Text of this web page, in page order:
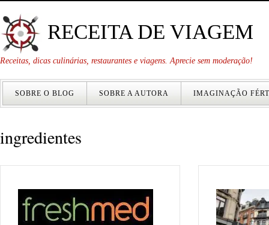
RECEITA DE VIAGEM
Receitas, dicas culinárias, restaurantes e viagens. Aprecie sem moderação!
SOBRE O BLOG SOBRE A AUTORA IMAGINAÇÃO
ingredientes